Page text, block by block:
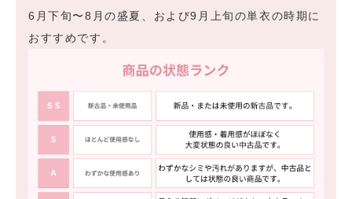
6月下旬〜8月の盛夏、および9月上旬の単衣の時期に
おすすめです。